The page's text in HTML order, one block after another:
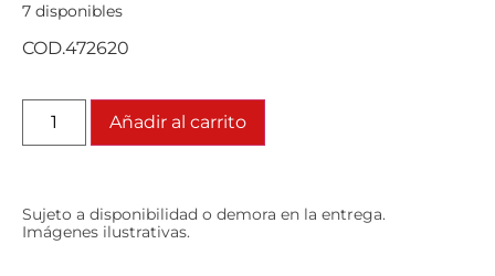
7 disponibles
COD.472620
Añadir al carrito
Sujeto a disponibilidad o demora en la entrega.
Imágenes ilustrativas.